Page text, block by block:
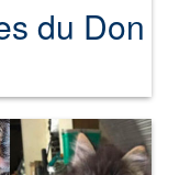
du Don